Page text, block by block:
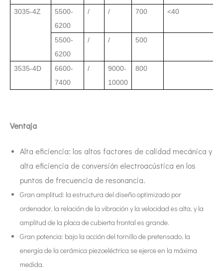
Combinando ultrasonidos con otras tecnologías de tratamiento de agua
Actualmente, la investigación sobre la extracción de antioxidantes
3035-4Z
5500-
6200
/ / 700 <40
5500-
6200
/ / 500
3535-4D
6600-
7400
/
9000-
10000
800
Ventaja
Alta eficiencia: los altos factores de calidad mecánica y
alta eficiencia de conversión electroacústica en los
puntos de frecuencia de resonancia.
Gran amplitud: la estructura del diseño optimizado por
ordenador, la relación de la vibración y la velocidad es alta, y la
amplitud de la placa de cubierta frontal es grande.
Gran potencia: bajo la acción del tornillo de pretensado, la
energía de la cerámica piezoeléctrica se ejerce en la máxima
medida.